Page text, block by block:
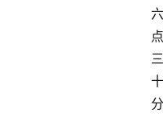
六
点
三
十
分